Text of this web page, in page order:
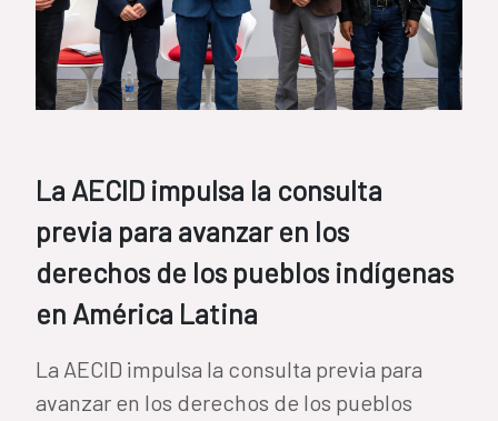
La AECID impulsa la consulta
previa para avanzar en los
derechos de los pueblos indígenas
en América Latina
La AECID impulsa la consulta previa para
avanzar en los derechos de los pueblos